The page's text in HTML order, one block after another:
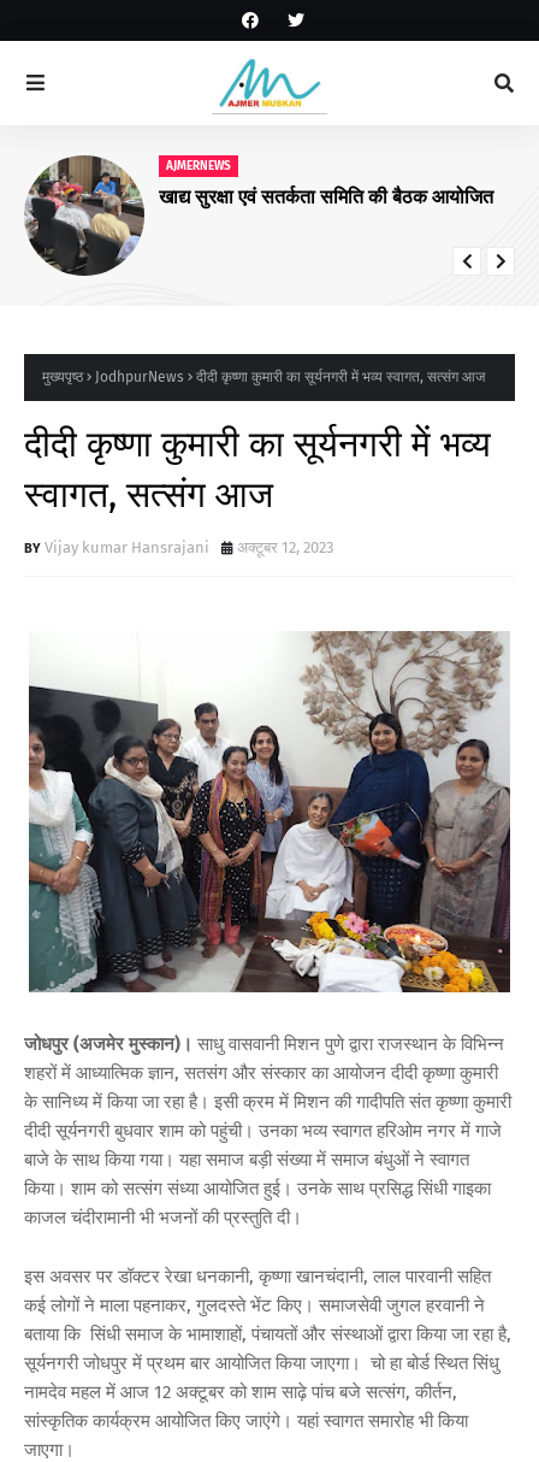
AJMERNEWS
खाद्य सुरक्षा एवं सतर्कता समिति की बैठक आयोजित
मुख्यपृष्ठ JodhpurNews दीदी कृष्णा कुमारी का सूर्यनगरी में भव्य स्वागत, सत्संग आज
दीदी कृष्णा कुमारी का सूर्यनगरी में भव्य
स्वागत, सत्संग आज
Vijay kumar Hansrajani अक्टूबर 12, 2023
जोधपुर (अजमेर मुस्कान)। साधु वासवानी मिशन पुणे द्वारा राजस्थान के विभिन्न
शहरों में आध्यात्मिक ज्ञान, सतसंग और संस्कार का आयोजन दीदी कृष्णा कुमारी
के सानिध्य में किया जा रहा है। इसी क्रम में मिशन की गादीपति संत कृष्णा कुमारी
दीदी सूर्यनगरी बुधवार शाम को पहुंची। उनका भव्य स्वागत हरिओम नगर में गाजे
बाजे के साथ किया गया। यहा समाज बड़ी संख्या में समाज बंधुओं ने स्वागत
किया। शाम को सत्संग संध्या आयोजित हुई। उनके साथ प्रसिद्ध सिंधी गाइका
काजल चंदीरामानी भी भजनों की प्रस्तुति दी।
इस अवसर पर डॉक्टर रेखा धनकानी, कृष्णा खानचंदानी, लाल पारवानी सहित
कई लोगों ने माला पहनाकर, गुलदस्ते भेंट किए। समाजसेवी जुगल हरवानी ने
बताया कि सिंधी समाज के भामाशाहों, पंचायतों और संस्थाओं द्वारा किया जा रहा है,
सूर्यनगरी जोधपुर में प्रथम बार आयोजित किया जाएगा। चो हा बोर्ड स्थित सिंधु
नामदेव महल में आज 12 अक्टूबर को शाम साढ़े पांच बजे सत्संग, कीर्तन,
सांस्कृतिक कार्यक्रम आयोजित किए जाएंगे। यहां स्वागत समारोह भी किया
जाएगा।